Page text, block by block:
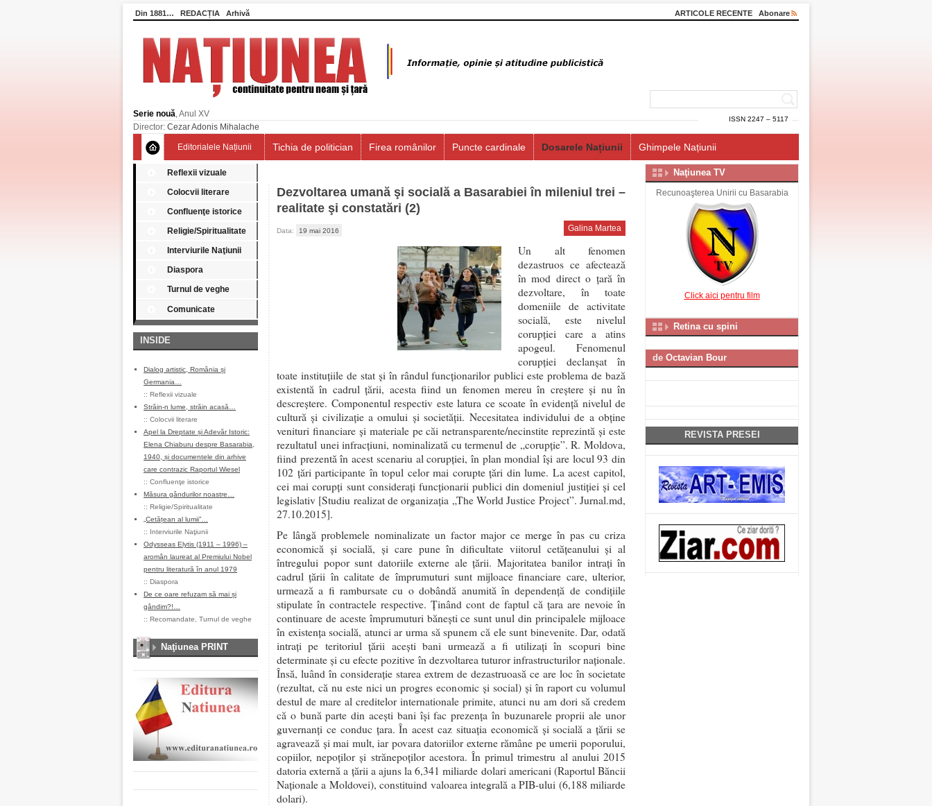
Din 1881… REDACȚIA Arhivă ARTICOLE RECENTE Abonare
ISSN 2247 – 5117
Serie nouă, Anul XV
Director: Cezar Adonis Mihalache
Editorialele Națiunii Tichia de politician Firea românilor Puncte cardinale Dosarele Națiunii Ghimpele Națiunii
Reflexii vizuale
Colocvii literare
Confluenţe istorice
Religie/Spiritualitate
Interviurile Naţiunii
Diaspora
Turnul de veghe
Comunicate
INSIDE
Dialog artistic, România și
Germania…
:: Reflexii vizuale
Străin-n lume, străin acasă…
:: Colocvii literare
Apel la Dreptate și Adevăr Istoric:
Elena Chiaburu despre Basarabia,
1940, și documentele din arhive
care contrazic Raportul Wiesel
:: Confluenţe istorice
Măsura gândurilor noastre…
:: Religie/Spiritualitate
„Cetățean al lumii”…
:: Interviurile Naţiunii
Odysseas Elytis (1911 – 1996) –
aromân laureat al Premiului Nobel
pentru literatură în anul 1979
:: Diaspora
De ce oare refuzam să mai și
gândim?!…
:: Recomandate Turnul de veghe
Naţiunea PRINT
Dezvoltarea umană şi socială a Basarabiei în mileniul trei –
realitate şi constatări (2)
Data: 19 mai 2016 Galina Martea
Un alt fenomen
dezastruos ce afectează
în mod direct o ţară în
dezvoltare, în toate
domeniile de activitate
socială, este nivelul
corupţiei care a atins
apogeul. Fenomenul
corupţiei declanșat în
toate instituţiile de stat şi în rândul funcţionarilor publici este problema de bază
existentă în cadrul ţării, acesta fiind un fenomen mereu în creştere şi nu în
descreştere. Componentul respectiv este latura ce scoate în evidenţă nivelul de
cultură şi civilizaţie a omului şi societăţii. Necesitatea individului de a obţine
venituri financiare şi materiale pe căi netransparente/necinstite reprezintă şi este
rezultatul unei infracţiuni, nominalizată cu termenul de „corupţie”. R. Moldova,
fiind prezentă în acest scenariu al corupţiei, în plan mondial îşi are locul 93 din
102 ţări participante în topul celor mai corupte ţări din lume. La acest capitol,
cei mai corupţi sunt consideraţi funcţionarii publici din domeniul justiţiei şi cel
legislativ [Studiu realizat de organizaţia „The World Justice Project”. Jurnal.md,
27.10.2015].
Pe lângă problemele nominalizate un factor major ce merge în pas cu criza
economică şi socială, şi care pune în dificultate viitorul cetățeanului și al
întregului popor sunt datoriile externe ale ţării. Majoritatea banilor intraţi în
cadrul ţării în calitate de împrumuturi sunt mijloace financiare care, ulterior,
urmează a fi rambursate cu o dobândă anumită în dependenţă de condiţiile
stipulate în contractele respective. Ţinând cont de faptul că ţara are nevoie în
continuare de aceste împrumuturi băneşti ce sunt unul din principalele mijloace
în existenţa socială, atunci ar urma să spunem că ele sunt binevenite. Dar, odată
intraţi pe teritoriul ţării aceşti bani urmează a fi utilizaţi în scopuri bine
determinate şi cu efecte pozitive în dezvoltarea tuturor infrastructurilor naţionale.
Însă, luând în consideraţie starea extrem de dezastruoasă ce are loc în societate
(rezultat, că nu este nici un progres economic şi social) şi în raport cu volumul
destul de mare al creditelor internationale primite, atunci nu am dori să credem
că o bună parte din aceşti bani îşi fac prezenţa în buzunarele proprii ale unor
guvernanţi ce conduc ţara. În acest caz situaţia economică şi socială a ţării se
agravează şi mai mult, iar povara datoriilor externe rămâne pe umerii poporului,
copiilor, nepoţilor şi strănepoţilor acestora. În primul trimestru al anului 2015
datoria externă a ţării a ajuns la 6,341 miliarde dolari americani (Raportul Băncii
Naţionale a Moldovei), constituind valoarea integrală a PIB-ului (6,188 miliarde
dolari).
Naţiunea TV
Recunoaşterea Unirii cu Basarabia
Click aici pentru film
Retina cu spini
de Octavian Bour
REVISTA PRESEI